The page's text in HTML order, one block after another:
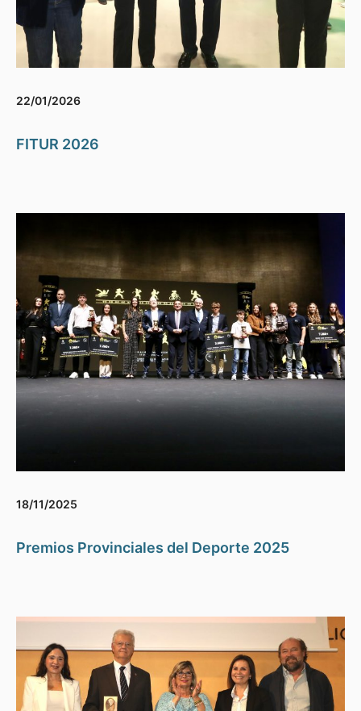
22/01/2026
FITUR 2026
18/11/2025
Premios Provinciales del Deporte 2025